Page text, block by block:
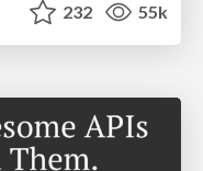
232 55k